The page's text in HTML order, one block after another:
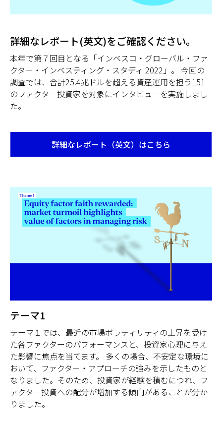
詳細なレポート(英文)をご確認ください。
本年で第７回目となる「インベスコ・グローバル・ファ
クター・インベスティング・スタディ 2022」。 今回の
調査では、合計25.4兆ドルを超える資産運用を担う151
のファクター投資家を対象にインタビューを実施しまし
た。
詳細なレポート（英文）はこちら
Opens
in
tab
テーマ1
テーマ１では、最近の市場ボラティリティの上昇を受け
た各ファクターのパフォーマンスと、投資家心理に与え
た影響に焦点を当てます。 多くの場合、不安定な環境に
おいて、ファクター・アプローチの強みを示したものと
なりました。そのため、投資家が経験を積むにつれ、フ
ァクター投資への配分が増加する傾向があることが分か
りました。